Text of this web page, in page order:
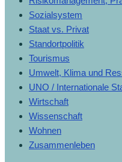
Sozialsystem
Staat vs. Privat
Standortpolitik
Tourismus
Umwelt, Klima und
UNO / Internationale
Wirtschaft
Wissenschaft
Wohnen
Zusammenleben